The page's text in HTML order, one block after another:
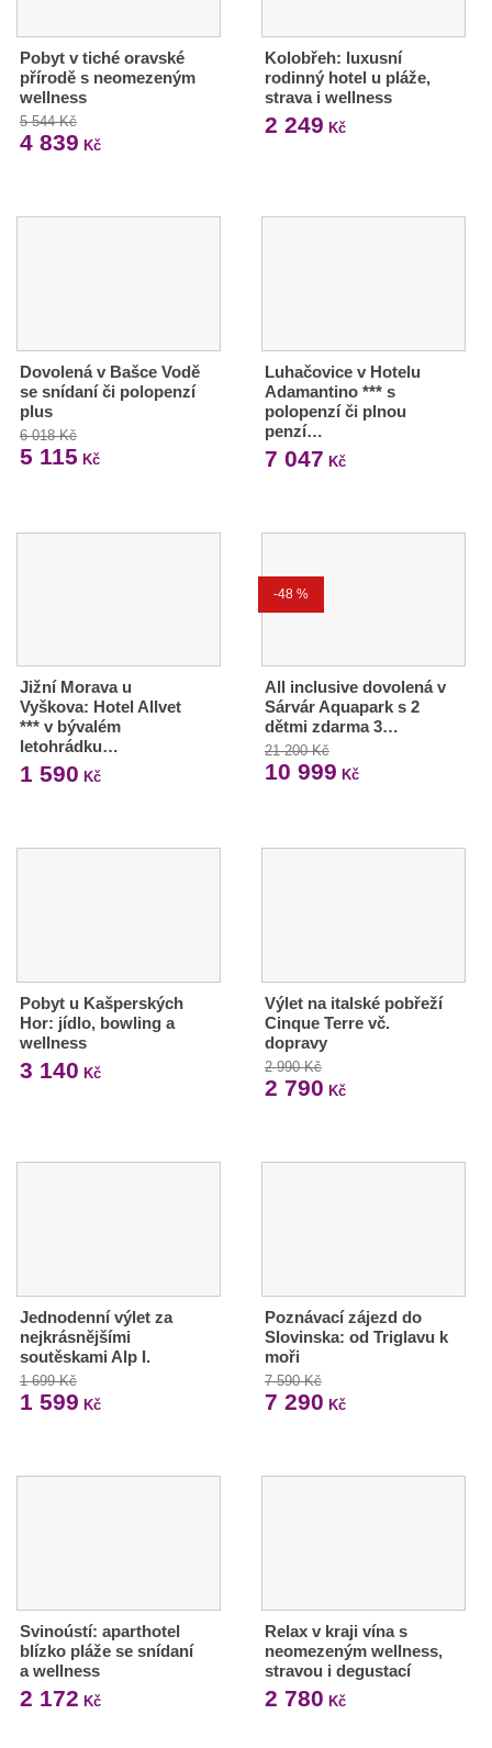
Pobyt v tiché oravské
přírodě s neomezeným
wellness
5 544 Kč
4 839 Kč
Kolobřeh: luxusní
rodinný hotel u pláže,
strava i wellness
2 249 Kč
Dovolená v Bašce Vodě
se snídaní či polopenzí
plus
6 018 Kč
5 115 Kč
Luhačovice v Hotelu
Adamantino *** s
polopenzí či plnou
penzí…
7 047 Kč
Jižní Morava u
Vyškova: Hotel Allvet
*** v bývalém
letohrádku…
1 590 Kč
-48 %
All inclusive dovolená v
Sárvár Aquapark s 2
dětmi zdarma 3…
21 200 Kč
10 999 Kč
Pobyt u Kašperských
Hor: jídlo, bowling a
wellness
3 140 Kč
Výlet na italské pobřeží
Cinque Terre vč.
dopravy
2 990 Kč
2 790 Kč
Jednodenní výlet za
nejkrásnějšími
soutěskami Alp I.
1 699 Kč
1 599 Kč
Poznávací zájezd do
Slovinska: od Triglavu k
moři
7 590 Kč
7 290 Kč
Svinoústí: aparthotel
blízko pláže se snídaní
a wellness
2 172 Kč
Relax v kraji vína s
neomezeným wellness,
stravou i degustací
2 780 Kč